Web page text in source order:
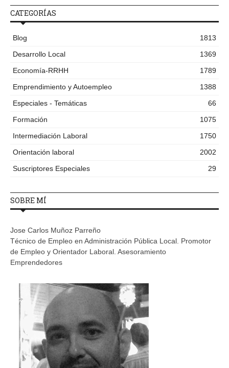
CATEGORÍAS
Blog
1813
Desarrollo Local
1369
Economía-RRHH
1789
Emprendimiento y Autoempleo
1388
Especiales - Temáticas
66
Formación
1075
Intermediación Laboral
1750
Orientación laboral
2002
Suscriptores Especiales
29
SOBRE MÍ
Jose Carlos Muñoz Parreño
Técnico de Empleo en Administración Pública Local. Promotor
de Empleo y Orientador Laboral. Asesoramiento
Emprendedores